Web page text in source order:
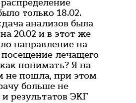
распределение
только 18.02.
анализов была
20.02 и в этот же
направление на
лечащего
понимать? Я на
не пошла, при этом
больше не
результатов ЭКГ